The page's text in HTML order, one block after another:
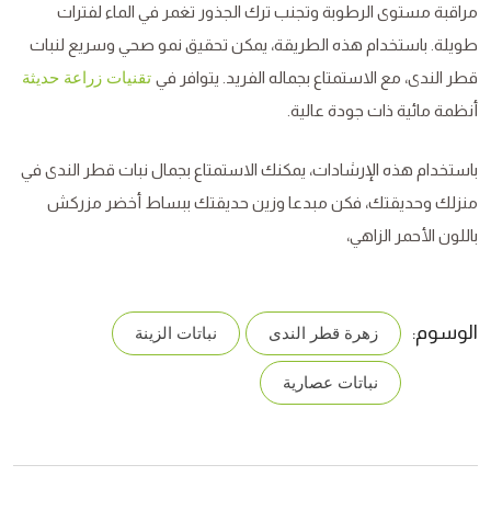
مراقبة مستوى الرطوبة وتجنب ترك الجذور تغمر في الماء لفترات
طويلة. باستخدام هذه الطريقة، يمكن تحقيق نمو صحي وسريع لنبات
قطر الندى، مع الاستمتاع بجماله الفريد. يتوافر في تقنيات زراعة حديثة
أنظمة مائية ذات جودة عالية.
باستخدام هذه الإرشادات، يمكنك الاستمتاع بجمال نبات قطر الندى في
منزلك وحديقتك، فكن مبدعا وزين حديقتك ببساط أخضر مزركش
باللون الأحمر الزاهي،
الوسوم: زهرة قطر الندى نباتات الزينة
نباتات عصارية